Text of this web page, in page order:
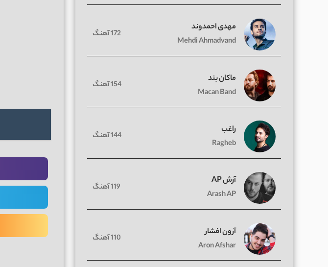
مهدی احمدوند
Mehdi Ahmadvand
172 آهنگ
ماکان بند
Macan Band
154 آهنگ
راغب
Ragheb
144 آهنگ
آرش AP
Arash AP
119 آهنگ
آرون افشار
Aron Afshar
110 آهنگ